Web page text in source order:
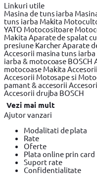
Linkuri utile
Masina de tuns iarba
tuns iarba Makita
YATO Motocositoare
Makita Aparate de spalat
presiune KarcherAparate
Accesorii masina tuns
iarba & motocoase BOSCH
motocoase Makita
Accesorii Motosape si
pamant & accesorii
Accesorii drujba BOSCH
Vezi mai mult
Ajutor vanzari
Modalitati de plata
Rate
Oferte
Plata online prin card
Suport rate
Confidentialitate